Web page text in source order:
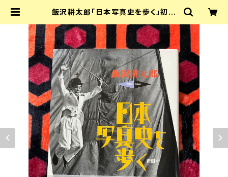
飯沢耕太郎「日本写真史を歩く」初版
原朔太郎 芸術新潮 | 古書 まずる